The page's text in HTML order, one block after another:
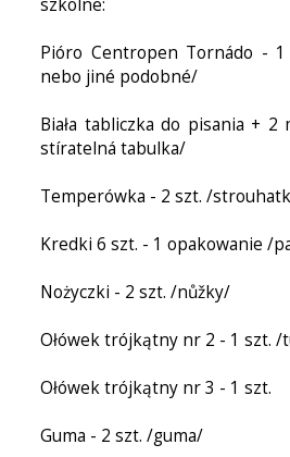
szkolne:
Pióro Centropen Tornádo -
nebo jiné podobné/
Biała tabliczka do pisania +
stíratelná tabulka/
Temperówka - 2 szt. /
Kredki 6 szt. - 1 opakowanie /
Nożyczki - 2 szt. /nůžky/
Ołówek trójkątny nr 2 - 1 szt. /
Ołówek trójkątny nr 3 - 1 szt.
Guma - 2 szt. /guma/